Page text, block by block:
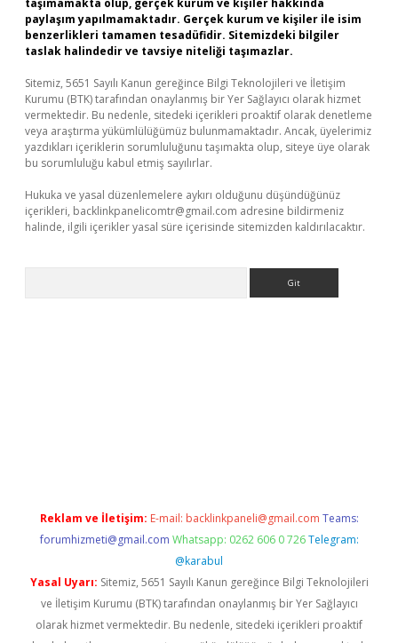
taşımamakta olup, gerçek kurum ve kişiler hakkında
paylaşım yapılmamaktadır. Gerçek kurum ve kişiler ile isim
benzerlikleri tamamen tesadüfidir. Sitemizdeki bilgiler
taslak halindedir ve tavsiye niteliği taşımazlar.
Sitemiz, 5651 Sayılı Kanun gereğince Bilgi Teknolojileri ve İletişim
Kurumu (BTK) tarafından onaylanmış bir Yer Sağlayıcı olarak hizmet
vermektedir. Bu nedenle, sitedeki içerikleri proaktif olarak denetleme
veya araştırma yükümlülüğümüz bulunmamaktadır. Ancak, üyelerimiz
yazdıkları içeriklerin sorumluluğunu taşımakta olup, siteye üye olarak
bu sorumluluğu kabul etmiş sayılırlar.
Hukuka ve yasal düzenlemelere aykırı olduğunu düşündüğünüz
içerikleri, backlinkpanelicomtr@gmail.com adresine bildirmeniz
halinde, ilgili içerikler yasal süre içerisinde sitemizden kaldırılacaktır.
Reklam ve İletişim: E-mail: backlinkpaneli@gmail.com Teams:
forumhizmeti@gmail.com Whatsapp: 0262 606 0 726 Telegram:
@karabul
Yasal Uyarı: Sitemiz, 5651 Sayılı Kanun gereğince Bilgi Teknolojileri
ve İletişim Kurumu (BTK) tarafından onaylanmış bir Yer Sağlayıcı
olarak hizmet vermektedir. Bu nedenle, sitedeki içerikleri proaktif